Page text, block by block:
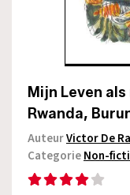
Mijn Leven
Rwanda,
AuteurVictor De
CategorieNon-